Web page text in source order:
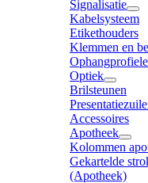
Signalisatie
Kabelsysteem
Etikethouders
Klemmen en
Optiek
Brilsteunen
Accessoires
Apotheek
Kolommen
Gekartelde
(Apotheek)